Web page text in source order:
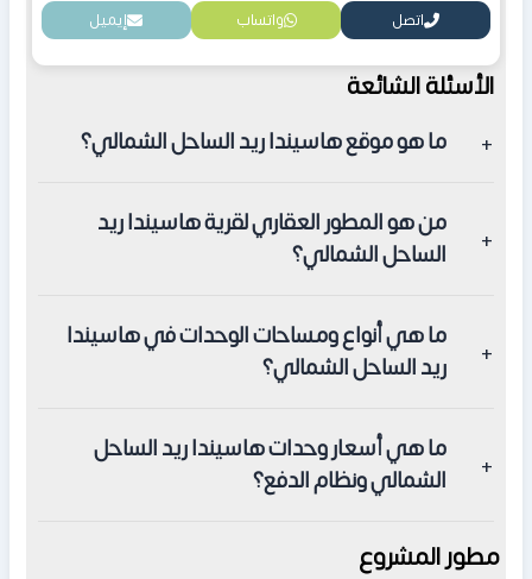
اتصل واتساب إيميل
الأسئلة الشائعة
ما هو موقع هاسيندا ريد الساحل الشمالي؟
خليج سيدي عبد الرحمن وطريق الفوكا الجديد.
من هو المطور العقاري لقرية هاسيندا ريد
الساحل الشمالي؟
المطور العقاري هو شركة بالم هيلز للتطوير العقاري التابعة
لرجال الأعمال ياسين منصور.
ما هي أنواع ومساحات الوحدات في هاسيندا
ريد الساحل الشمالي؟
وفيلات مستقلة بمساحات تبدأ من 340 متر مربع.
ما هي أسعار وحدات هاسيندا ريد الساحل
الشمالي ونظام الدفع؟
مطور المشروع